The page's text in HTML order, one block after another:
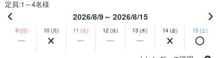
定員 1～4名様
2026/8/9～ 2026/8/15
9 (日) 10 (月) 11 (火) 12 (水) 13 (木) 14 (金) 15 (土)